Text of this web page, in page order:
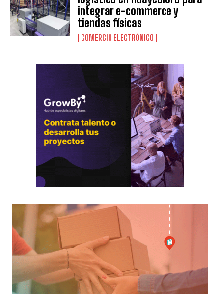
integrar e-commerce y
tiendas físicas
COMERCIO ELECTRÓNICO